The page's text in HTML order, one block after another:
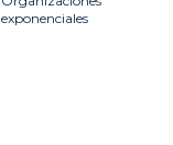
exponenciales